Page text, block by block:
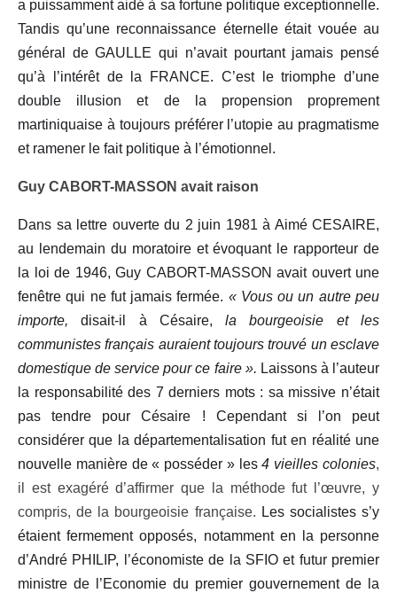
a puissamment aidé à sa fortune politique exceptionnelle.
Tandis qu’une reconnaissance éternelle était vouée au
général de GAULLE qui n’avait pourtant jamais pensé
qu’à l’intérêt de la FRANCE. C’est le triomphe d’une
double illusion et de la propension proprement
martiniquaise à toujours préférer l’utopie au pragmatisme
et ramener le fait politique à l’émotionnel.
Guy CABORT-MASSON avait raison
Dans sa lettre ouverte du 2 juin 1981 à Aimé CESAIRE,
au lendemain du moratoire et évoquant le rapporteur de
la loi de 1946, Guy CABORT-MASSON avait ouvert une
fenêtre qui ne fut jamais fermée. « Vous ou un autre peu
importe,disait-il à Césaire, la bourgeoisie et les
communistes français auraient toujours trouvé un esclave
domestique de service pour ce faire ». Laissons à l’auteur
la responsabilité des 7 derniers mots : sa missive n’était
pas tendre pour Césaire ! Cependant si l’on peut
considérer que la départementalisation fut en réalité une
nouvelle manière de « posséder » les4 vieilles colonies,
il est exagéré d’affirmer que la méthode fut l’œuvre, y
compris, de la bourgeoisie française. Les socialistes s’y
étaient fermement opposés, notamment en la personne
d’André PHILIP, l’économiste de la SFIO et futur premier
ministre de l’Economie du premier gouvernement de la